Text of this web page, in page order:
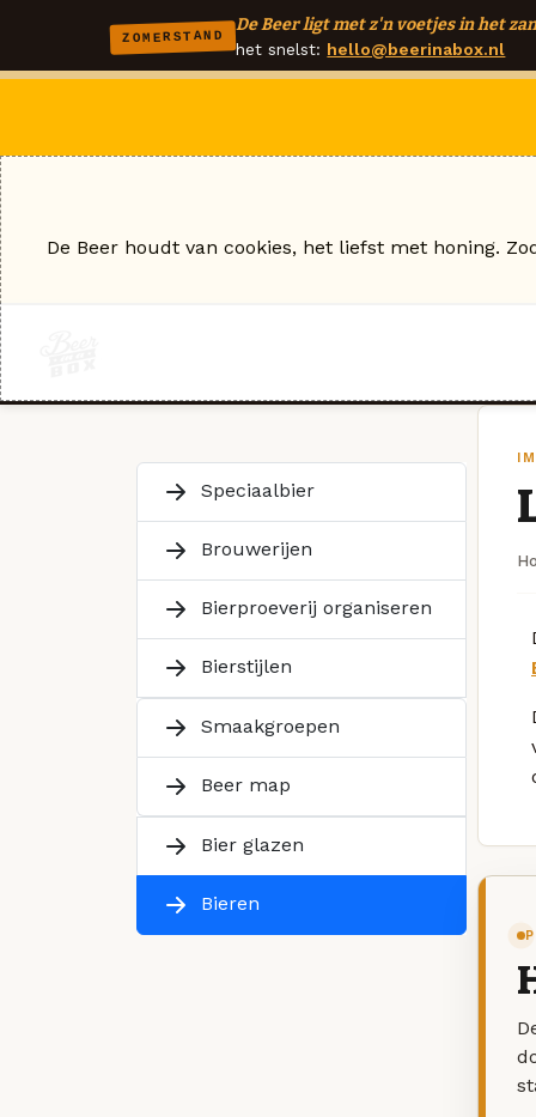
ZOMERSTAND
De Beer ligt met z'n voetjes in het
het snelst: hello@beerinabox.nl
Speciaalbier
Brouwerijen
Bierproeverij organiseren
Bierstijlen
Smaakgroepen
Beer map
Bier glazen
Bieren
De Beer houdt van cookies, het liefst met honing.